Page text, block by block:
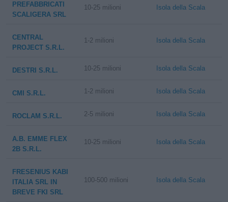
PREFABBRICATI
SCALIGERA SRL
10-25 milioni Isola della Scala
CENTRAL
PROJECT S.R.L.
1-2 milioni Isola della Scala
DESTRI S.R.L. 10-25 milioni Isola della Scala
CMI S.R.L. 1-2 milioni Isola della Scala
ROCLAM S.R.L. 2-5 milioni Isola della Scala
A.B. EMME FLEX
2B S.R.L.
10-25 milioni Isola della Scala
FRESENIUS KABI
ITALIA SRL IN
BREVE FKI SRL
100-500 milioni Isola della Scala